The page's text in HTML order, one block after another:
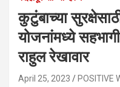
कुटुंबाच्या
योजनांमध्ये
राहुल रेखावार
April 25, 2023 POSITIVE